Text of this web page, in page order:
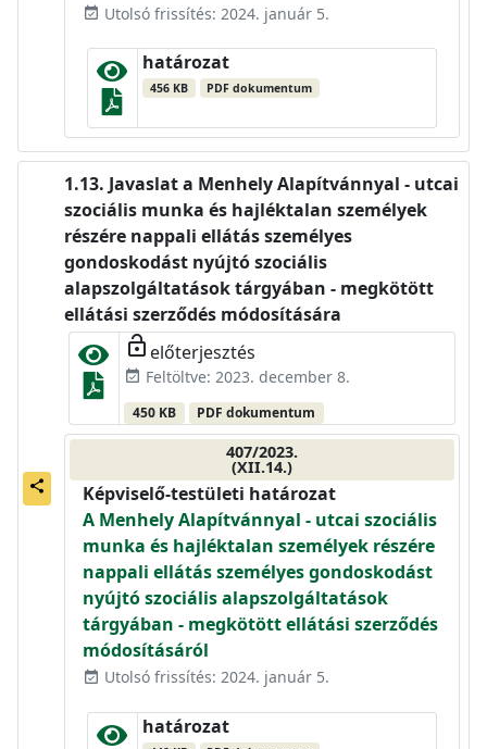
event_available Utolsó frissítés: 2024. január 5.
határozat
456 KB PDF dokumentum
share
Javaslat a Menhely Alapítvánnyal - utcai
szociális munka és hajléktalan személyek
részére nappali ellátás személyes
gondoskodást nyújtó szociális
alapszolgáltatások tárgyában - megkötött
ellátási szerződés módosítására
lock_open előterjesztés
event_available Feltöltve: 2023. december 8.
450 KB PDF dokumentum
407/2023.
(XII.14.)
Képviselő-testületi határozat
A Menhely Alapítvánnyal - utcai szociális
munka és hajléktalan személyek részére
nappali ellátás személyes gondoskodást
nyújtó szociális alapszolgáltatások
tárgyában - megkötött ellátási szerződés
módosításáról
event_available Utolsó frissítés: 2024. január 5.
határozat